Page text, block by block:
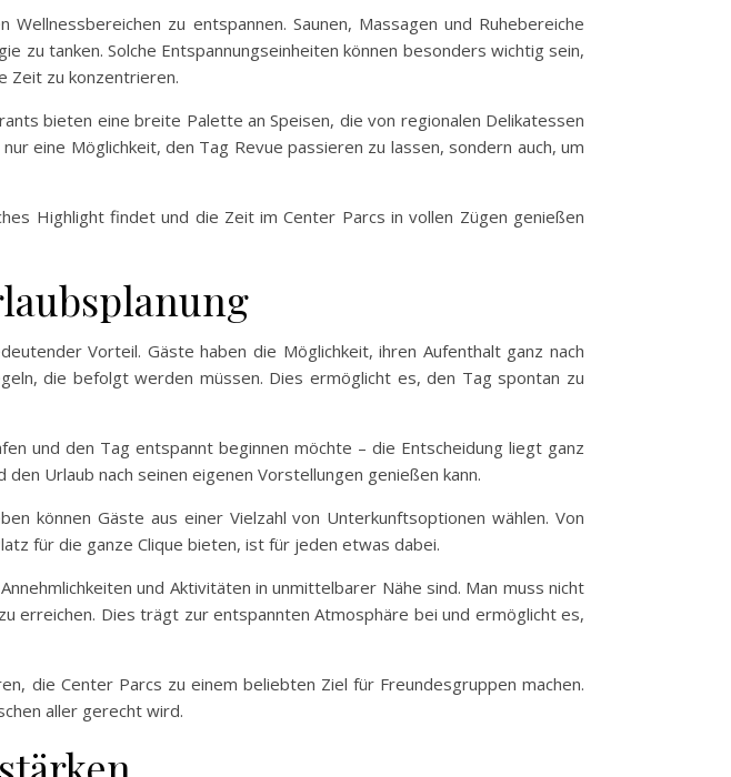
zu entspannen. Saunen, Massagen und Ruhebereiche
zu tanken. Solche Entspannungseinheiten können besonders wichtig sein,
Zeit zu konzentrieren.
bieten eine breite Palette an Speisen, die von regionalen Delikatessen
eine Möglichkeit, den Tag Revue passieren zu lassen, sondern auch, um
Highlight findet und die Zeit im Center Parcs in vollen Zügen genießen
Vorteil. Gäste haben die Möglichkeit, ihren Aufenthalt ganz nach
die befolgt werden müssen. Dies ermöglicht es, den Tag spontan zu
und den Tag entspannt beginnen möchte – die Entscheidung liegt ganz
Urlaub nach seinen eigenen Vorstellungen genießen kann.
können Gäste aus einer Vielzahl von Unterkunftsoptionen wählen. Von
für die ganze Clique bieten, ist für jeden etwas dabei.
und Aktivitäten in unmittelbarer Nähe sind. Man muss nicht
erreichen. Dies trägt zur entspannten Atmosphäre bei und ermöglicht es,
die Center Parcs zu einem beliebten Ziel für Freundesgruppen machen.
aller gerecht wird.